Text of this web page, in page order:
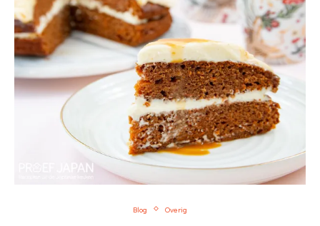
Blog Overig